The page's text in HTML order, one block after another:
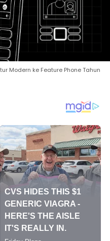
Modern ke Feature Phone Tahun